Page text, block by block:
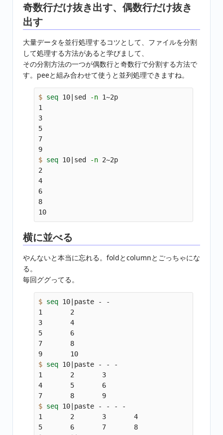
奇数行だけ抜き出す、偶数行だけ抜き
出す
大量データを並行処理するコツとして、ファイルを分割
して処理する方法があると学びまして、
その分割方法の一つが偶数行と奇数行で分割する方法で
す。peeと組み合わせて使うと並列処理できますね。
$ seq 10|sed -n 1~2p
1
3
5
7
$ seq 10|sed -n 2~2p
2
4
6
8
横に並べる
やんないと本当に忘れる。foldとcolumnとごっちゃにな
る。
毎回ググってる。
$ seq 10|paste - -
1       2
3       4
5       6
7       8
$ seq 10|paste - - -
1       2       3
4       5       6
$ seq 10|paste - - - -
1       2       3       4
5       6       7       8